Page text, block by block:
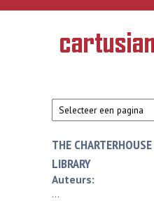
Overslaan en naar de inhoud gaan
Geschiedenis
van de
THE
LIBRARY
Auteurs:
...